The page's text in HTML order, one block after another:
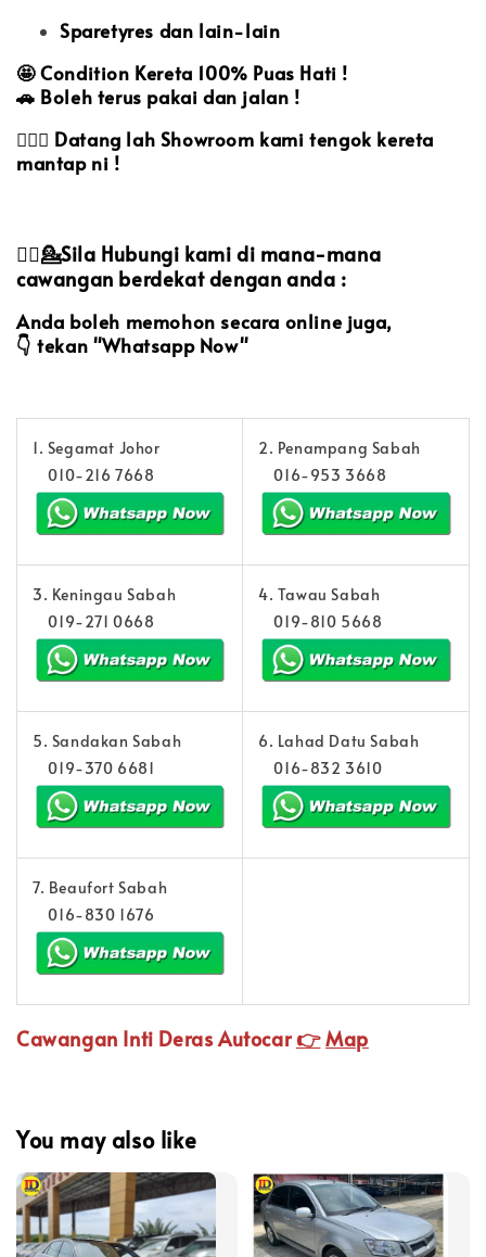
Sparetyres dan lain-lain
🤩Condition Kereta 100% Puas Hati !
🚗 Boleh terus pakai dan jalan !
🙋🏻‍♀️ Datang lah Showroom kami tengok kereta
mantap ni !
💁‍♀️💁Sila Hubungi kami di mana-mana
cawangan berdekat dengan anda :
Anda boleh memohon secara online juga,
👇 tekan "Whatsapp Now"
1. Segamat Johor
010-216 7668
2. Penampang Sabah
016-953 3668
3. Keningau Sabah
019-271 0668
4. Tawau Sabah
019-810 5668
5. Sandakan Sabah
019-370 6681
6. Lahad Datu Sabah
016-832 3610
7. Beaufort Sabah
016-830 1676
Cawangan Inti Deras Autocar👉Map
You may also like